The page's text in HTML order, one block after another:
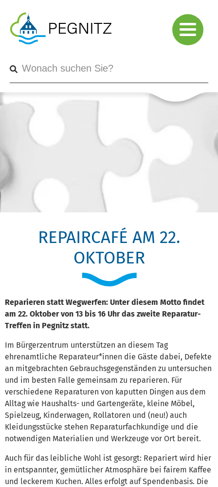
REPAIRCAFÉ AM 22.
OKTOBER
Reparieren statt Wegwerfen: Unter diesem Motto findet
am 22. Oktober von 13 bis 16 Uhr das zweite Reparatur-
Treffen in Pegnitz statt.
Im Bürgerzentrum unterstützen an diesem Tag
ehrenamtliche Reparateur*innen die Gäste dabei, Defekte
an mitgebrachten Gebrauchsgegenständen zu untersuchen
und im besten Falle gemeinsam zu reparieren. Für
verschiedene Reparaturen von kaputten Dingen aus dem
Alltag wie Haushalts- und Gartengeräte, kleine Möbel,
Spielzeug, Kinderwagen, Rollatoren und (neu!) auch
Kleidungsstücke stehen Reparaturfachkundige und die
notwendigen Materialien und Werkzeuge vor Ort bereit.
Auch für das leibliche Wohl ist gesorgt: Repariert wird hier
in entspannter, gemütlicher Atmosphäre bei fairem Kaffee
und leckerem Kuchen. Alles erfolgt auf Spendenbasis. Die